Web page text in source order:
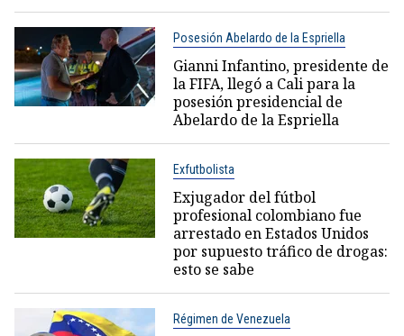
Posesión Abelardo de la Espriella
Gianni Infantino, presidente de
la FIFA, llegó a Cali para la
posesión presidencial de
Abelardo de la Espriella
Exfutbolista
Exjugador del fútbol
profesional colombiano fue
arrestado en Estados Unidos
por supuesto tráfico de drogas:
esto se sabe
Régimen de Venezuela